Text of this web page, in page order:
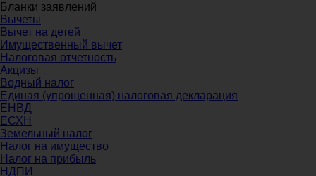
Бланки заявлений
Вычеты
Вычет на детей
Имущественный вычет
Налоговая отчетность
Акцизы
Водный налог
Единая (упрощенная) налоговая декларация
ЕНВД
ЕСХН
Земельный налог
Налог на имущество
Налог на прибыль
НДПИ